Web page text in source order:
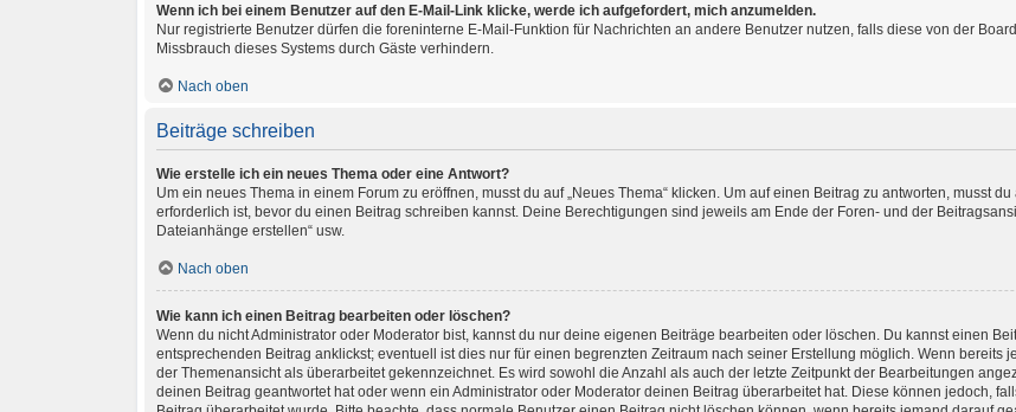
Wenn ich bei einem Benutzer auf den E-Mail-Link klicke, werde ich aufgefordert, mich anzumelden.
Nur registrierte Benutzer dürfen die foreninterne E-Mail-Funktion für Nachrichten an andere Benutzer nutzen, falls diese von der
Missbrauch dieses Systems durch Gäste verhindern.
Nach oben
Beiträge schreiben
Wie erstelle ich ein neues Thema oder eine Antwort?
Um ein neues Thema in einem Forum zu eröffnen, musst du auf „Neues Thema“ klicken. Um auf einen Beitrag zu antworten, musst
erforderlich ist, bevor du einen Beitrag schreiben kannst. Deine Berechtigungen sind jeweils am Ende der Foren- und der
Dateianhänge erstellen“ usw.
Nach oben
Wie kann ich einen Beitrag bearbeiten oder löschen?
Wenn du nicht Administrator oder Moderator bist, kannst du nur deine eigenen Beiträge bearbeiten oder löschen. Du kannst einen
entsprechenden Beitrag anklickst; eventuell ist dies nur für einen begrenzten Zeitraum nach seiner Erstellung möglich. Wenn bereits
der Themenansicht als überarbeitet gekennzeichnet. Es wird sowohl die Anzahl als auch der letzte Zeitpunkt der Bearbeitungen
deinen Beitrag geantwortet hat oder wenn ein Administrator oder Moderator deinen Beitrag überarbeitet hat. Diese können jedoch,